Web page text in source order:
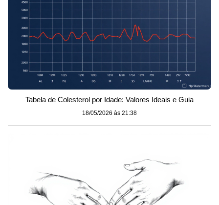
Tabela de Colesterol por Idade: Valores Ideais e Guia
18/05/2026 às 21:38